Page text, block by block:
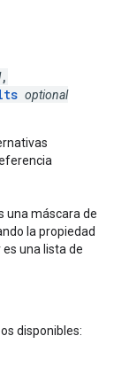
,
optional
una máscara de
la propiedad
es una lista de
disponibles: